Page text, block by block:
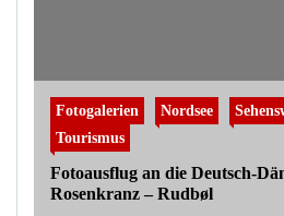
Fotogalerien Nordsee
Tourismus
Fotoausflug an die Deutsch-
Rosenkranz – Rudbøl